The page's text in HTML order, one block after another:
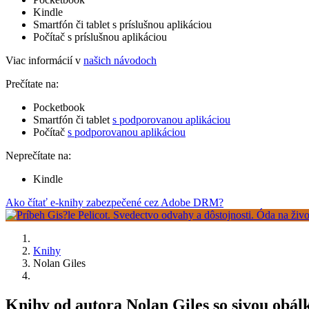
Kindle
Smartfón či tablet s príslušnou aplikáciou
Počítač s príslušnou aplikáciou
Viac informácií v našich návodoch
Prečítate na:
Pocketbook
Smartfón či tablet s podporovanou aplikáciou
Počítač s podporovanou aplikáciou
Neprečítate na:
Kindle
Ako čítať e-knihy zabezpečené cez Adobe DRM?
Knihy
Nolan Giles
Knihy od autora Nolan Giles so sivou